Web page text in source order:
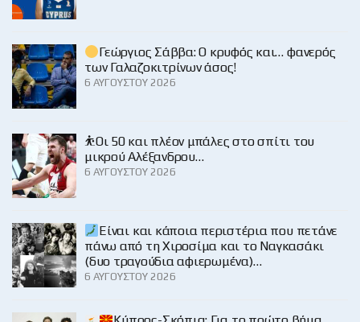
Γεώργιος Σάββα: Ο κρυφός και… φανερός
των Γαλαζοκιτρίνων άσος!
6 ΑΥΓΟΎΣΤΟΥ 2026
⛹️Οι 50 και πλέον μπάλες στο σπίτι του
μικρού Αλέξανδρου…
6 ΑΥΓΟΎΣΤΟΥ 2026
Είναι και κάποια περιστέρια που πετάνε
πάνω από τη Χιροσίμα και το Ναγκασάκι
(δυο τραγούδια αφιερωμένα)…
6 ΑΥΓΟΎΣΤΟΥ 2026